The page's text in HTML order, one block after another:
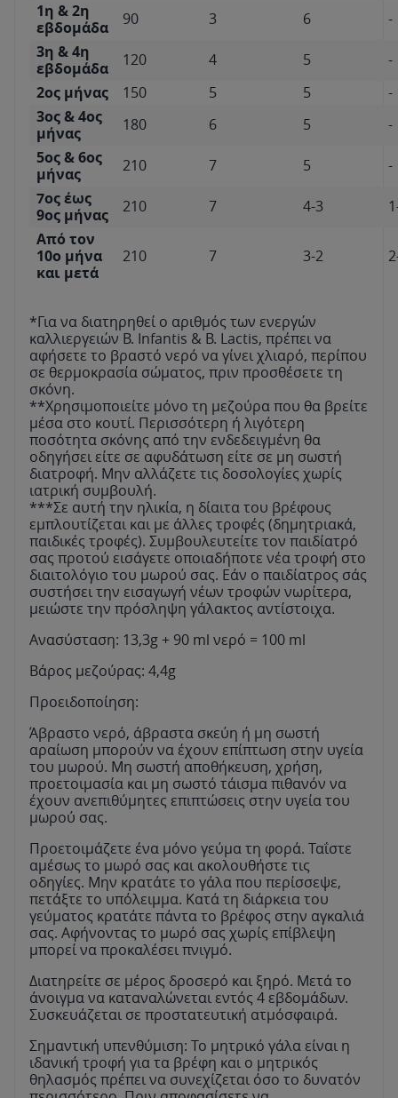
1η & 2η
εβδομάδα
90 3 6
-
3η & 4η
εβδομάδα
120 4 5
-
2ος μήνας
150 5 5
-
3ος & 4ος
μήνας
180 6 5
-
5ος & 6ος
μήνας
210 7 5
-
7ος έως
9ος μήνας
210 7 4-3
Από τον
10ο μήνα
και μετά
210 7 3-2
*Για να διατηρηθεί ο αριθμός των ενεργών
καλλιεργειών B. Infantis & B. Lactis, πρέπει να
αφήσετε το βραστό νερό να γίνει χλιαρό, περίπου
σε θερμοκρασία σώματος, πριν προσθέσετε τη
σκόνη.
**Χρησιμοποιείτε μόνο τη μεζούρα που θα βρείτε
μέσα στο κουτί. Περισσότερη ή λιγότερη
ποσότητα σκόνης από την ενδεδειγμένη θα
οδηγήσει είτε σε αφυδάτωση είτε σε μη σωστή
διατροφή. Μην αλλάζετε τις δοσολογίες χωρίς
ιατρική συμβουλή.
***Σε αυτή την ηλικία, η δίαιτα του βρέφους
εμπλουτίζεται και με άλλες τροφές (δημητριακά,
παιδικές τροφές). Συμβουλευτείτε τον παιδίατρό
σας προτού εισάγετε οποιαδήποτε νέα τροφή στο
διαιτολόγιο του μωρού σας. Εάν ο παιδίατρος σάς
συστήσει την εισαγωγή νέων τροφών νωρίτερα,
μειώστε την πρόσληψη γάλακτος αντίστοιχα.
Ανασύσταση: 13,3g + 90 ml νερό = 100 ml
Βάρος μεζούρας: 4,4g
Προειδοποίηση:
Άβραστο νερό, άβραστα σκεύη ή μη σωστή
αραίωση μπορούν να έχουν επίπτωση στην υγεία
του μωρού. Μη σωστή αποθήκευση, χρήση,
προετοιμασία και μη σωστό τάισμα πιθανόν να
έχουν ανεπιθύμητες επιπτώσεις στην υγεία του
μωρού σας.
Προετοιμάζετε ένα μόνο γεύμα τη φορά. Ταΐστε
αμέσως το μωρό σας και ακολουθήστε τις
οδηγίες. Μην κρατάτε το γάλα που περίσσεψε,
πετάξτε το υπόλειμμα. Κατά τη διάρκεια του
γεύματος κρατάτε πάντα το βρέφος στην αγκαλιά
σας. Αφήνοντας το μωρό σας χωρίς επίβλεψη
μπορεί να προκαλέσει πνιγμό.
Διατηρείτε σε μέρος δροσερό και ξηρό. Μετά το
άνοιγμα να καταναλώνεται εντός 4 εβδομάδων.
Συσκευάζεται σε προστατευτική ατμόσφαιρά.
Σημαντική υπενθύμιση: Το μητρικό γάλα είναι η
ιδανική τροφή για τα βρέφη και ο μητρικός
θηλασμός πρέπει να συνεχίζεται όσο το δυνατόν